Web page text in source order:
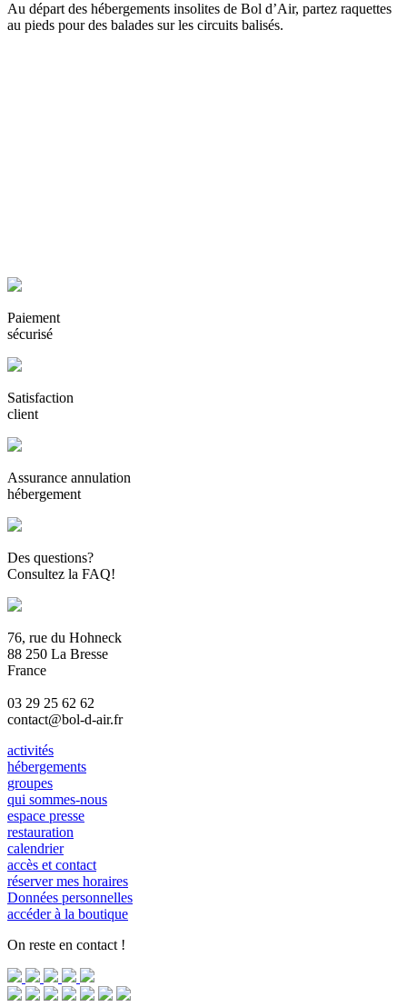
Au départ des hébergements insolites de Bol d’Air, partez raquettes
au pieds pour des balades sur les circuits balisés.
Paiement
sécurisé
Satisfaction
client
Assurance annulation
hébergement
Des questions?
Consultez la FAQ!
76, rue du Hohneck
88 250 La Bresse
France
03 29 25 62 62
contact@bol-d-air.fr
activités
hébergements
groupes
qui sommes-nous
espace presse
restauration
calendrier
accès et contact
réserver mes horaires
Données personnelles
accéder à la boutique
On reste en contact !